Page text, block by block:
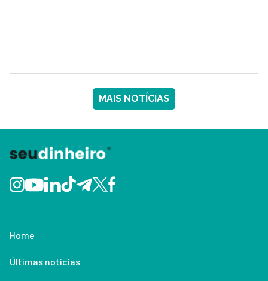
MAIS NOTÍCIAS
Home
Últimas notícias